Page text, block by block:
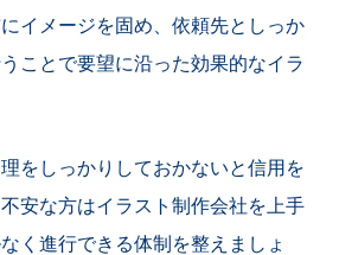
イメージを固め、依頼先としっか
ことで要望に沿った効果的なイラ
をしっかりしておかないと信用を
安な方はイラスト制作会社を上手
く進行できる体制を整えましょ